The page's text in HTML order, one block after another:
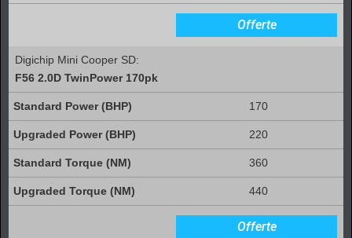
Offerte
Digichip Mini Cooper SD:
F56 2.0D TwinPower 170pk
170
220
360
440
Offerte